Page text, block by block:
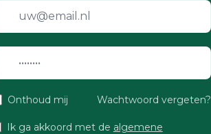
Onthoud mij Wachtwoord vergeten?
Ik ga akkoord met de algemene